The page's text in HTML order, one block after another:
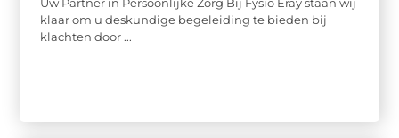
klaar om u deskundige begeleiding te bieden bij
klachten door ...